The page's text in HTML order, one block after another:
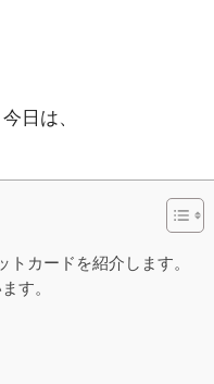
日は、
カードを紹介します。
す。